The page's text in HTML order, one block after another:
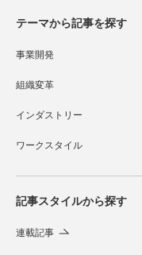
テーマから記事を探す
事業開発
組織変革
インダストリー
ワークスタイル
記事スタイルから探す
連載記事